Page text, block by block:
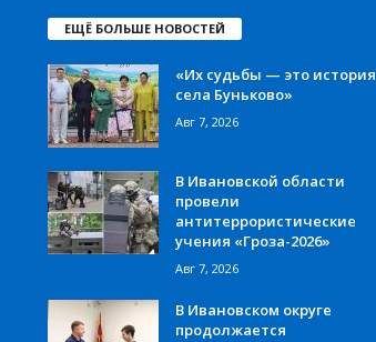
ЕЩЁ БОЛЬШЕ НОВОСТЕЙ
«Их судьбы — это история
села Буньково»
Авг 7, 2026
В Ивановской области
провели
антитеррористические
учения «Гроза-2026»
Авг 7, 2026
В Ивановском округе
продолжается